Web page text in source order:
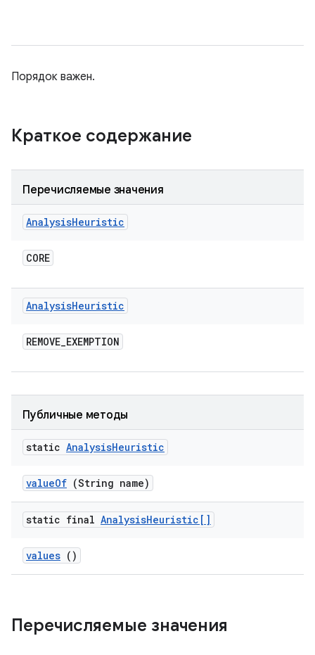
Порядок важен.
Краткое содержание
Перечисляемые значения
AnalysisHeuristic
CORE
AnalysisHeuristic
REMOVE_EXEMPTION
Публичные методы
static AnalysisHeuristic
valueOf (String name)
static final AnalysisHeuristic[]
values ()
Перечисляемые значения